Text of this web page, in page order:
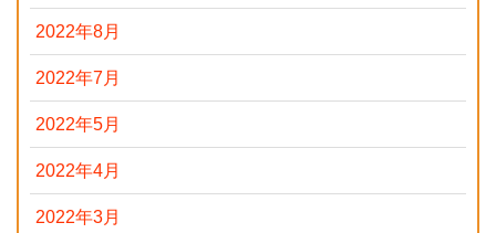
2022年8月
2022年7月
2022年5月
2022年4月
2022年3月